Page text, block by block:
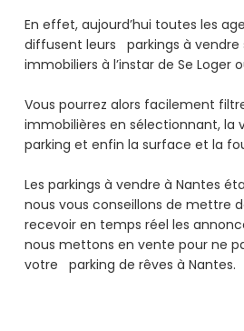
En effet, aujourd’hui toutes les
diffusent leurs parkings à vendre
immobiliers à l’instar de Se Loger
Vous pourrez alors facilement
immobilières en sélectionnant, la
parking et enfin la surface et la
Les parkings à vendre à Nantes
nous vous conseillons de mettre
recevoir en temps réel les
nous mettons en vente pour ne
votre parking de rêves à Nantes.